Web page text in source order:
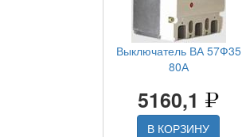
Выключатель ВА 57Ф35
80А
5160,1
В КОРЗИНУ